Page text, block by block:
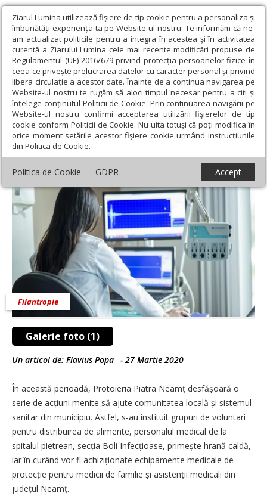
Ziarul Lumina utilizează fişiere de tip cookie pentru a personaliza și
îmbunătăți experiența ta pe Website-ul nostru. Te informăm că ne-
am actualizat politicile pentru a integra în acestea și în activitatea
curentă a Ziarului Lumina cele mai recente modificări propuse de
Regulamentul (UE) 2016/679 privind protecția persoanelor fizice în
ceea ce privește prelucrarea datelor cu caracter personal și privind
libera circulație a acestor date. Înainte de a continua navigarea pe
Website-ul nostru te rugăm să aloci timpul necesar pentru a citi și
înțelege conținutul Politicii de Cookie. Prin continuarea navigării pe
Website-ul nostru confirmi acceptarea utilizării fişierelor de tip
cookie conform Politicii de Cookie. Nu uita totuși că poți modifica în
orice moment setările acestor fişiere cookie urmând instrucțiunile
din Politica de Cookie.
Politica de Cookie GDPR Accept
Ziarul Lumina › Filantropie › Sprijin pentru sistemul medical
nemțean
Sprijin pentru sistemul medical nemțean
Galerie foto (1)
Filantropie
Un articol de: Flavius Popa - 27 Martie 2020
În această perioadă, Protoieria Piatra Neamț desfășoară o
serie de acțiuni menite să ajute comunitatea locală și sistemul
sanitar din municipiu. Astfel, s-au instituit grupuri de voluntari
pentru distribuirea de alimente, personalul medical de la
spitalul pietrean, secția Boli Infecțioase, pri­mește hrană caldă,
iar în curând vor fi achiziționate echipamente medicale de
protecție pentru medicii de familie și asistenții medicali din
județul Neamț.